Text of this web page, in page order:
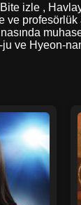
izle ,
Hyeon-